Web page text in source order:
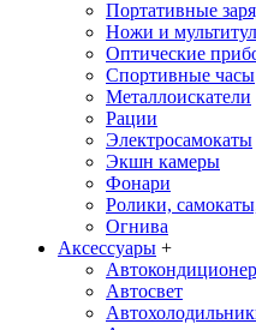
Портативные
Ножи и
Оптические
Спортивные часы
Металлоискатели
Рации
Электросамокаты
Экшн камеры
Фонари
Ролики,
Огнива
Аксессуары +
Aвтосвет